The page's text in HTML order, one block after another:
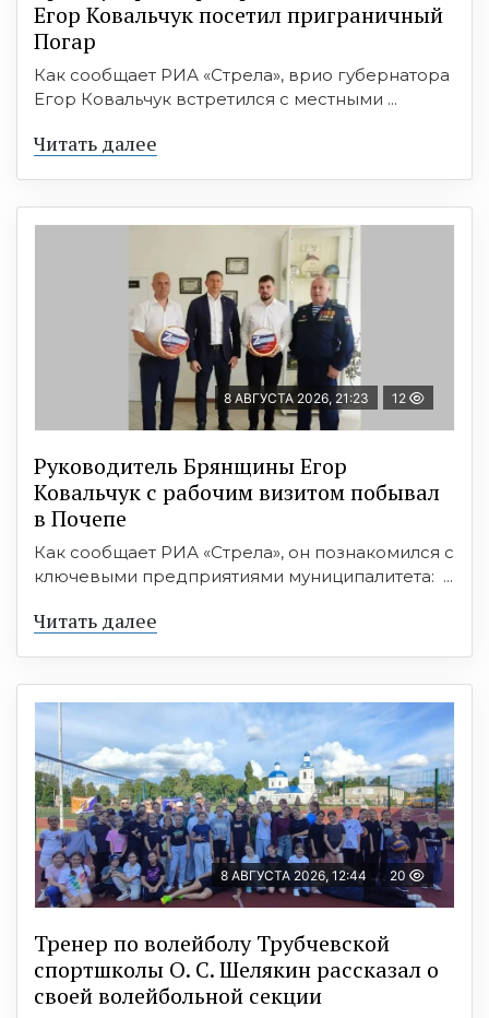
Егор Ковальчук посетил приграничный
Погар
Как сообщает РИА «Стрела», врио губернатора
Егор Ковальчук встретился с местными ...
Читать далее
8 АВГУСТА 2026, 21:23 12
Руководитель Брянщины Егор
Ковальчук с рабочим визитом побывал
в Почепе
Как сообщает РИА «Стрела», он познакомился с
ключевыми предприятиями муниципалитета: ...
Читать далее
8 АВГУСТА 2026, 12:44 20
Тренер по волейболу Трубчевской
спортшколы О. С. Шелякин рассказал о
своей волейбольной секции